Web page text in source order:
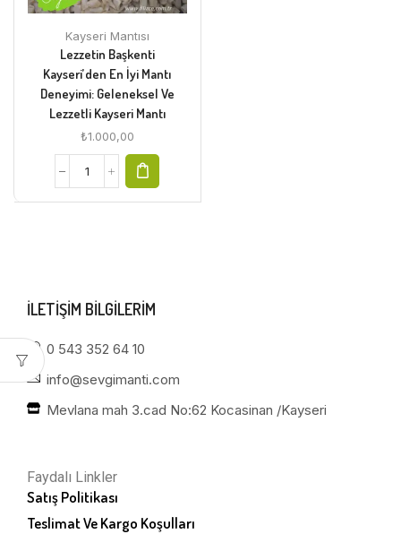
Kayseri Mantısı
Lezzetin Başkenti
Kayseri’den En İyi Mantı
Deneyimi: Geleneksel Ve
Lezzetli Kayseri Mantı
₺1.000,00
ILETIŞIM BILGILERIM
0 543 352 64 10
info@sevgimanti.com
Mevlana mah 3.cad No:62 Kocasinan /Kayseri
Faydalı Linkler
Satış Politikası
Teslimat Ve Kargo Koşulları